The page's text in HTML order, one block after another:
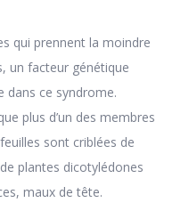
qui prennent la moindre
un facteur génétique
dans ce syndrome.
plus d’un des membres
sont criblées de
plantes dicotylédones
maux de tête.